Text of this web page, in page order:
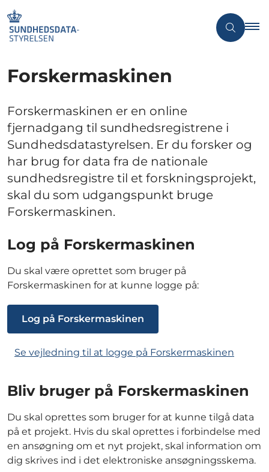
Forskermaskinen
Forskermaskinen er en online
fjernadgang til sundhedsregistrene i
Sundhedsdatastyrelsen. Er du forsker og
har brug for data fra de nationale
sundhedsregistre til et forskningsprojekt,
skal du som udgangspunkt bruge
Forskermaskinen.
Log på Forskermaskinen
Du skal være oprettet som bruger på
Forskermaskinen for at kunne logge på:
Log på Forskermaskinen
Se vejledning til at logge på Forskermaskinen
Bliv bruger på Forskermaskinen
Du skal oprettes som bruger for at kunne tilgå data
på et projekt. Hvis du skal oprettes i forbindelse med
en ansøgning om et nyt projekt, skal information om
dig skrives ind i det elektroniske ansøgningsskema.